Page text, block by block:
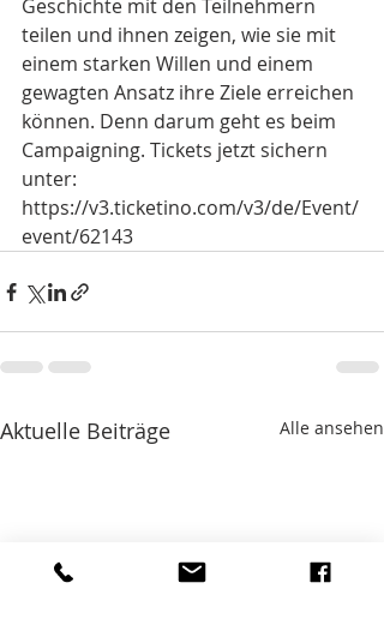
Geschichte mit den Teilnehmern
teilen und ihnen zeigen, wie sie mit
einem starken Willen und einem
gewagten Ansatz ihre Ziele erreichen
können. Denn darum geht es beim
Campaigning. Tickets jetzt sichern
unter:
https://v3.ticketino.com/v3/de/Event/
event/62143
Aktuelle Beiträge Alle ansehen